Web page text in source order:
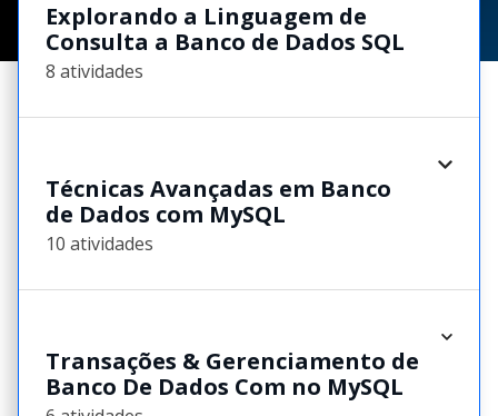
Explorando a Linguagem de
Consulta a Banco de Dados SQL
8 atividades
Técnicas Avançadas em Banco
de Dados com MySQL
10 atividades
Transações & Gerenciamento de
Banco De Dados Com no MySQL